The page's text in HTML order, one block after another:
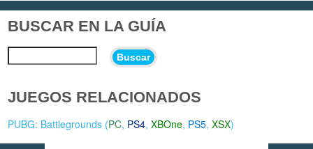
BUSCAR EN LA GUÍA
Buscar
JUEGOS RELACIONADOS
PUBG: Battlegrounds (PC, PS4,XBOne, PS5,XSX)